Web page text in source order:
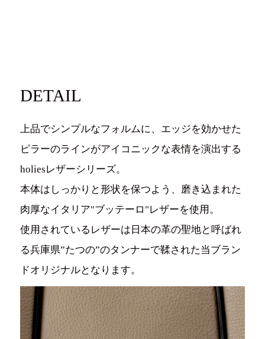
DETAIL
上品でシンプルなフォルムに、エッジを効かせた
ピラーのラインがアイコニックな表情を演出する
holiesレザーシリーズ。
本体はしっかりと形状を保つよう、磨き込まれた
肉厚なイタリア"ブッテーロ"レザーを使用。
使用されているレザーは日本の革の聖地と呼ばれ
る兵庫県”たつの”のタンナーで鞣された当ブラン
ドオリジナルとなります。